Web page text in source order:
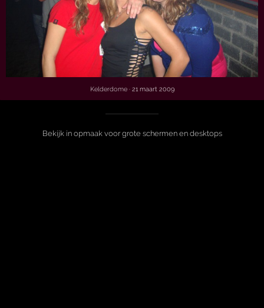
Kelderdome· 21 maart 2009
Bekijk in opmaak voor grote schermen en desktops